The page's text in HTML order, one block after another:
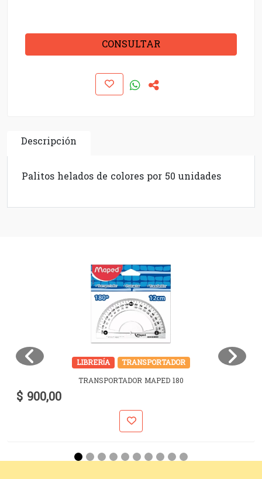
CONSULTAR
Descripción
Palitos helados de colores por 50 unidades
LIBRERÍA
TRANSPORTADOR
TRANSPORTADOR MAPED 180
$ 900,00